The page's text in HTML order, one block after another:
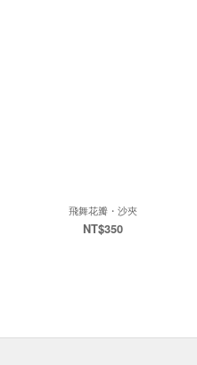
飛舞花瓣・沙夾
NT$350